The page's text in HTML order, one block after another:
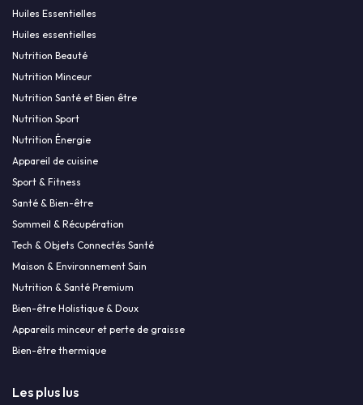
Huiles Essentielles
Huiles essentielles
Nutrition Beauté
Nutrition Minceur
Nutrition Santé et Bien être
Nutrition Sport
Nutrition Énergie
Appareil de cuisine
Sport & Fitness
Santé & Bien-être
Sommeil & Récupération
Tech & Objets Connectés Santé
Maison & Environnement Sain
Nutrition & Santé Premium
Bien-être Holistique & Doux
Appareils minceur et perte de graisse
Bien-être thermique
Les plus lus